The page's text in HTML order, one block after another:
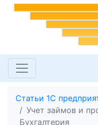
Статьи 1С
Учет займов и
Бухгалтерия